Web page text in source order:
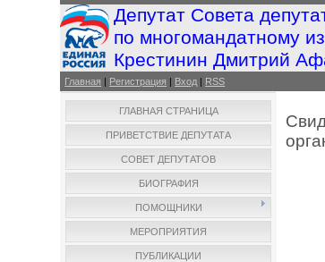
Депутат Совета
по многомандатному
Крестинин Дмитрий
Главная | Регистрация | Вход | RSS
ГЛАВНАЯ СТРАНИЦА
ПРИВЕТСТВИЕ ДЕПУТАТА
СОВЕТ ДЕПУТАТОВ
БИОГРАФИЯ
ПОМОЩНИКИ
МЕРОПРИЯТИЯ
ПУБЛИКАЦИИ